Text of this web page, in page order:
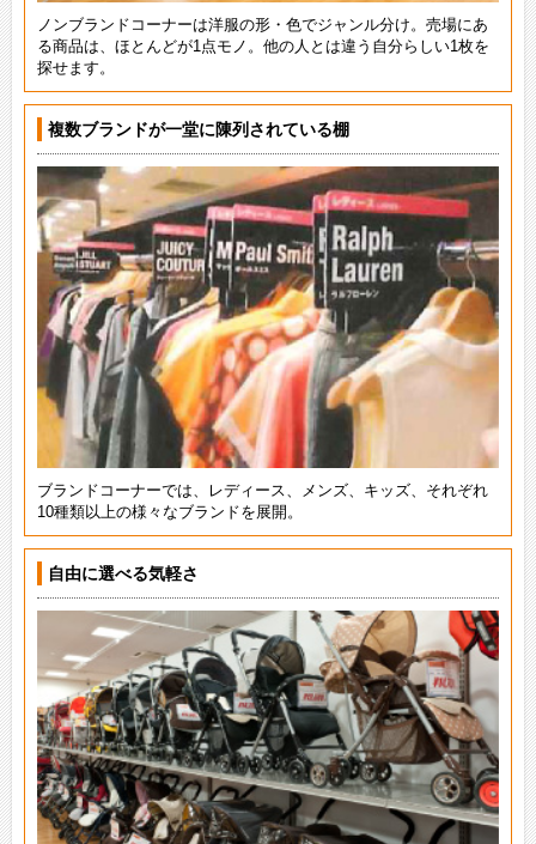
ノンブランドコーナーは洋服の形・色でジャンル分け。売場にあ
る商品は、ほとんどが1点モノ。他の人とは違う自分らしい1枚を
探せます。
複数ブランドが一堂に陳列されている棚
ブランドコーナーでは、レディース、メンズ、キッズ、それぞれ
10種類以上の様々なブランドを展開。
自由に選べる気軽さ